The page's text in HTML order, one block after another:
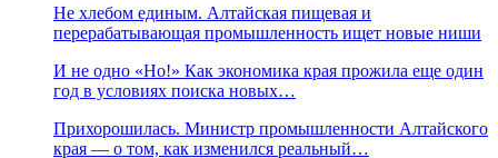
Не хлебом единым. Алтайская пищевая и
перерабатывающая промышленность ищет новые ниши
И не одно «Но!» Как экономика края прожила еще один
год в условиях поиска новых…
Прихорошилась. Министр промышленности Алтайского
края — о том, как изменился реальный…